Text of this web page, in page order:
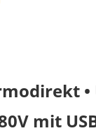
•
mit